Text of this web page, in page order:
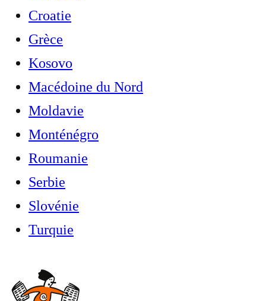
Croatie
Grèce
Kosovo
Macédoine du Nord
Moldavie
Monténégro
Roumanie
Serbie
Slovénie
Turquie